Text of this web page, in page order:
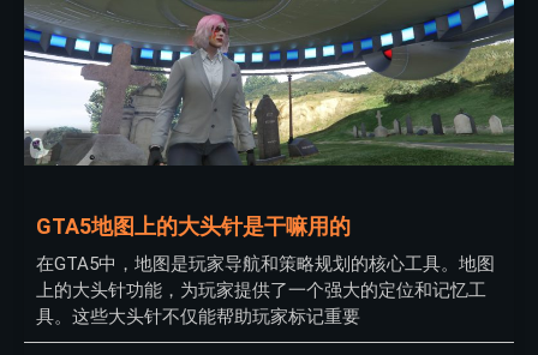
GTA5地图上的大头针是干嘛用的
在GTA5中，地图是玩家导航和策略规划的核心工具。地图
上的大头针功能，为玩家提供了一个强大的定位和记忆工
具。这些大头针不仅能帮助玩家标记重要